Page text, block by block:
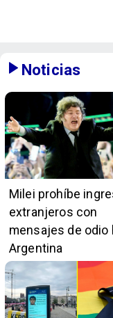
Noticias
Milei prohíbe
extranjeros con
mensajes de odio
Argentina